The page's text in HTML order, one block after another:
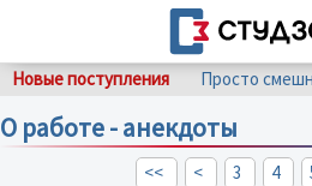
Новые поступления Просто
О работе - анекдоты
<< < 3 4